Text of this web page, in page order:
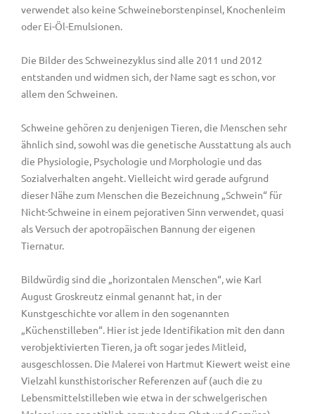
verwendet also keine Schweineborstenpinsel, Knochenleim
oder Ei-Öl-Emulsionen.
Die Bilder des Schweinezyklus sind alle 2011 und 2012
entstanden und widmen sich, der Name sagt es schon, vor
allem den Schweinen.
Schweine gehören zu denjenigen Tieren, die Menschen sehr
ähnlich sind, sowohl was die genetische Ausstattung als auch
die Physiologie, Psychologie und Morphologie und das
Sozialverhalten angeht. Vielleicht wird gerade aufgrund
dieser Nähe zum Menschen die Bezeichnung „Schwein“ für
Nicht-Schweine in einem pejorativen Sinn verwendet, quasi
als Versuch der apotropäischen Bannung der eigenen
Tiernatur.
Bildwürdig sind die „horizontalen Menschen“, wie Karl
August Groskreutz einmal genannt hat, in der
Kunstgeschichte vor allem in den sogenannten
„Küchenstilleben“. Hier ist jede Identifikation mit den dann
verobjektivierten Tieren, ja oft sogar jedes Mitleid,
ausgeschlossen. Die Malerei von Hartmut Kiewert weist eine
Vielzahl kunsthistorischer Referenzen auf (auch die zu
Lebensmittelstilleben wie etwa in der schwelgerischen